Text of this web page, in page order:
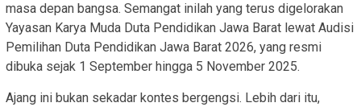
masa depan bangsa. Semangat inilah yang terus digelorakan
Yayasan Karya Muda Duta Pendidikan Jawa Barat lewat Audisi
Pemilihan Duta Pendidikan Jawa Barat 2026, yang resmi
dibuka sejak 1 September hingga 5 November 2025.
Ajang ini bukan sekadar kontes bergengsi. Lebih dari itu,